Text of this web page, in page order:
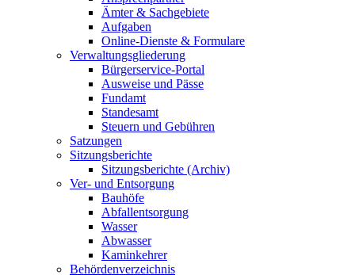
Ämter & Sachgebiete
Aufgaben
Online-Dienste & Formulare
Verwaltungsgliederung
Bürgerservice-Portal
Ausweise und Pässe
Fundamt
Standesamt
Steuern und Gebühren
Satzungen
Sitzungsberichte
Sitzungsberichte (Archiv)
Ver- und Entsorgung
Bauhöfe
Abfallentsorgung
Wasser
Abwasser
Kaminkehrer
Behördenverzeichnis